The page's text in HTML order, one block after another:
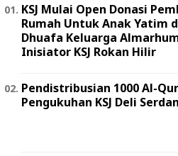
KSJ Mulai Open Donasi
Rumah Untuk Anak Yatim
Dhuafa Keluarga
Inisiator KSJ Rokan Hilir
Pendistribusian 1000 Al-
Pengukuhan KSJ Deli